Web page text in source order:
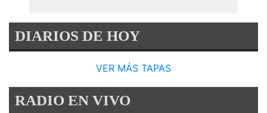
DIARIOS DE HOY
VER MÁS TAPAS
RADIO EN VIVO